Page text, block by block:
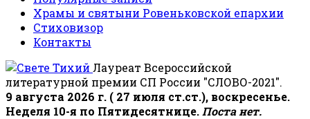
Храмы и святыни Ровеньковской епархии
Стиховизор
Контакты
Лауреат Всероссийской
литературной премии СП России "СЛОВО-2021".
9 августа 2026 г. ( 27 июля ст.ст.), воскресенье.
Неделя 10-я по Пятидесятнице. Поста нет.